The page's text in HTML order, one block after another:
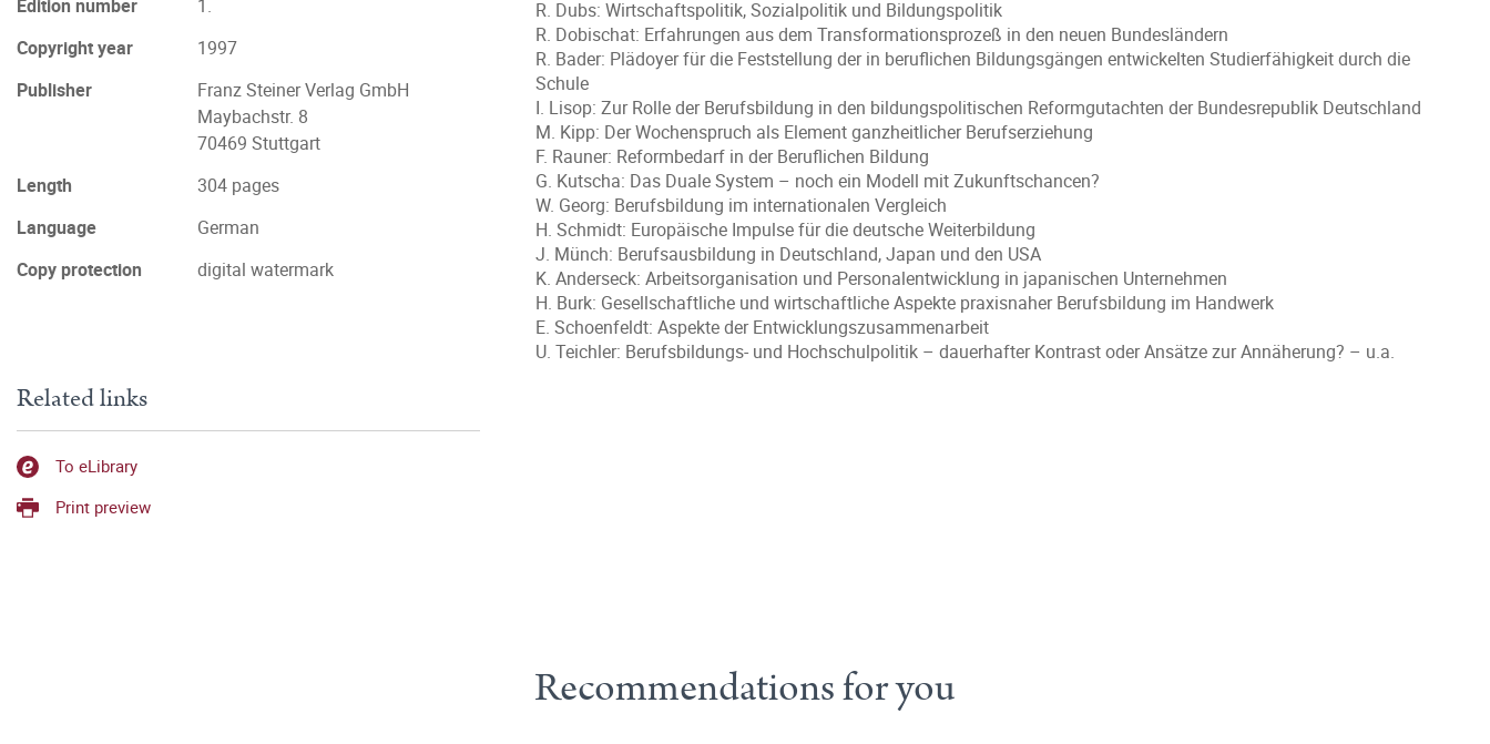
R. Dubs: Wirtschaftspolitik, Sozialpolitik und Bildungspolitik
R. Dobischat: Erfahrungen aus dem Transformationsprozeß in den neuen Bundesländern
R. Bader: Plädoyer für die Feststellung der in beruflichen Bildungsgängen entwickelten Studierfähigkeit durch die
Schule
I. Lisop: Zur Rolle der Berufsbildung in den bildungspolitischen Reformgutachten der Bundesrepublik Deutschland
M. Kipp: Der Wochenspruch als Element ganzheitlicher Berufserziehung
F. Rauner: Reformbedarf in der Beruflichen Bildung
G. Kutscha: Das Duale System – noch ein Modell mit Zukunftschancen?
W. Georg: Berufsbildung im internationalen Vergleich
H. Schmidt: Europäische Impulse für die deutsche Weiterbildung
J. Münch: Berufsausbildung in Deutschland, Japan und den USA
K. Anderseck: Arbeitsorganisation und Personalentwicklung in japanischen Unternehmen
H. Burk: Gesellschaftliche und wirtschaftliche Aspekte praxisnaher Berufsbildung im Handwerk
E. Schoenfeldt: Aspekte der Entwicklungszusammenarbeit
U. Teichler: Berufsbildungs- und Hochschulpolitik – dauerhafter Kontrast oder Ansätze zur Annäherung? – u.a.
Edition number
1.
Copyright year
1997
Publisher
Franz Steiner Verlag GmbH
Maybachstr. 8
70469 Stuttgart
Length
304 pages
Language
German
Copy protection
digital watermark
Related links
To eLibrary
Print preview
Recommendations for you